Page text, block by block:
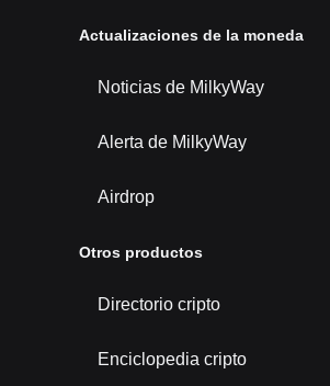
Actualizaciones de la moneda
Noticias de MilkyWay
Alerta de MilkyWay
Airdrop
Otros productos
Directorio cripto
Enciclopedia cripto